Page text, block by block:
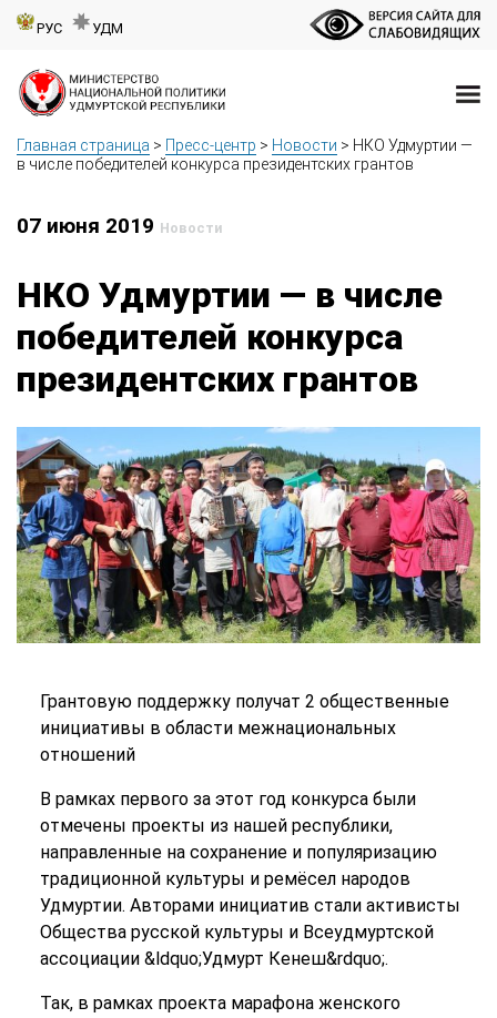
РУС УДМ
Главная страница > Пресс-центр > Новости > НКО Удмуртии —
в числе победителей конкурса президентских грантов
07 июня 2019 Новости
НКО Удмуртии — в числе
победителей конкурса
президентских грантов
Грантовую поддержку получат 2 общественные
инициативы в области межнациональных
отношений
В рамках первого за этот год конкурса были
отмечены проекты из нашей республики,
направленные на сохранение и популяризацию
традиционной культуры и ремёсел народов
Удмуртии. Авторами инициатив стали активисты
Общества русской культуры и Всеудмуртской
ассоциации &ldquo;Удмурт Кенеш&rdquo;.
Так, в рамках проекта марафона женского